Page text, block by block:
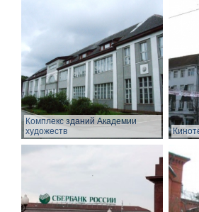
Комплекс зданий Академии
художеств